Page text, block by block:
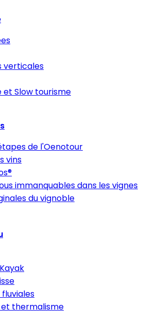
verticales
et Slow tourisme
de l'Oenotour
vins
immanquables dans les vignes
du vignoble
thermalisme